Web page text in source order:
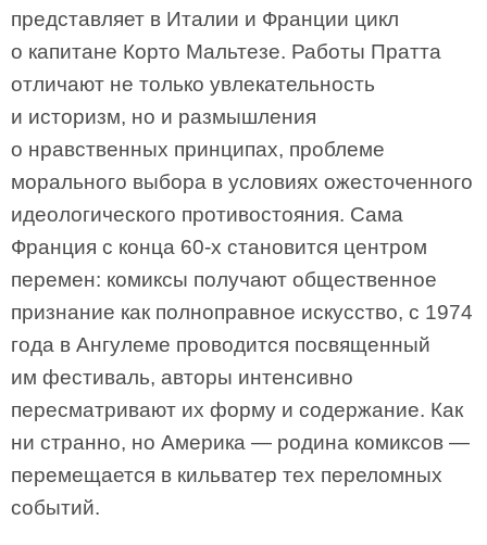
представляет в Италии и Франции цикл
о капитане Корто Мальтезе. Работы Пратта
отличают не только увлекательность
и историзм, но и размышления
о нравственных принципах, проблеме
морального выбора в условиях ожесточенного
идеологического противостояния. Сама
Франция с конца 60-х становится центром
перемен: комиксы получают общественное
признание как полноправное искусство, c 1974
года в Ангулеме проводится посвященный
им фестиваль, авторы интенсивно
пересматривают их форму и содержание. Как
ни странно, но Америка — родина комиксов —
перемещается в кильватер тех переломных
событий.